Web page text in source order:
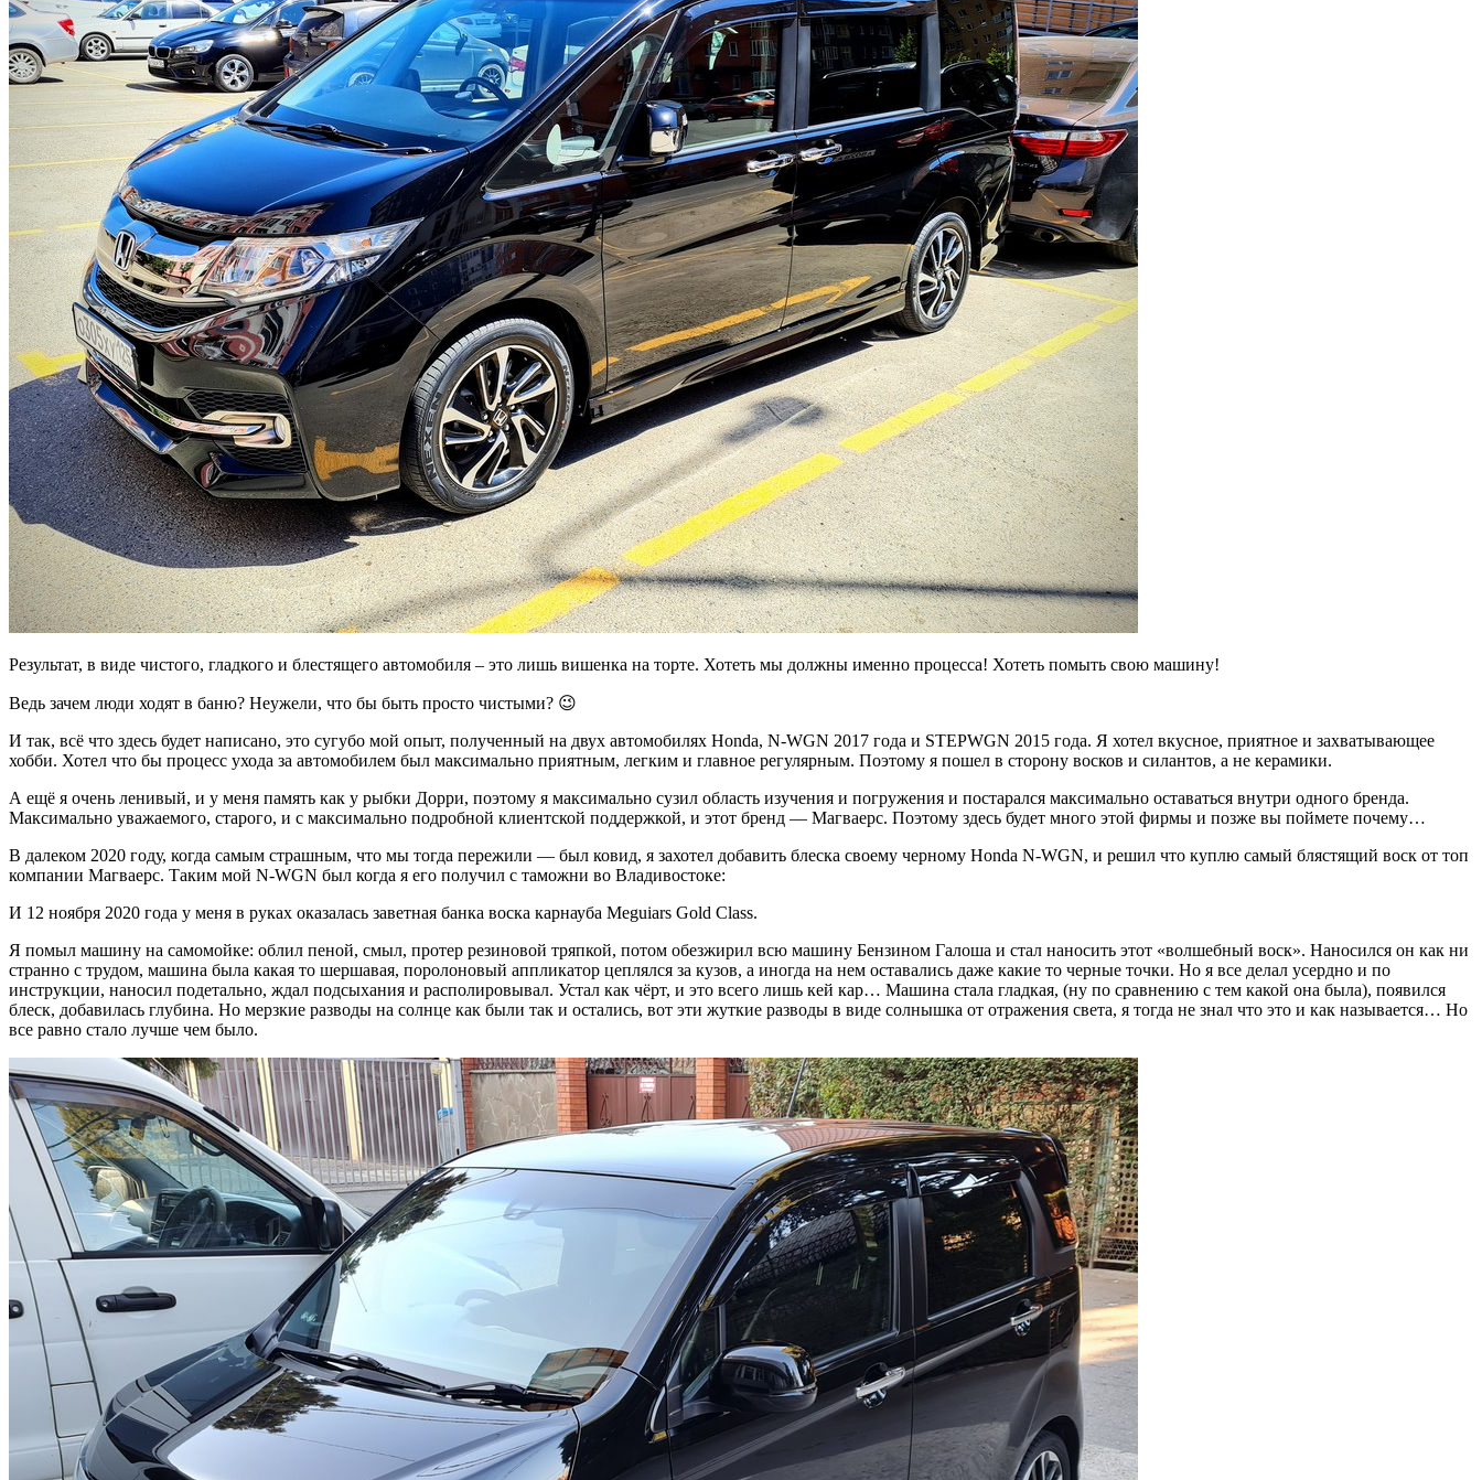
Результат, в виде чистого, гладкого и блестящего автомобиля – это лишь вишенка на торте. Хотеть мы должны именно процесса! Хотеть помыть свою машину!
Ведь зачем люди ходят в баню? Неужели, что бы быть просто чистыми? 😉
И так, всё что здесь будет написано, это сугубо мой опыт, полученный на двух автомобилях Honda, N-WGN 2017 года и STEPWGN 2015 года. Я хотел вкусное, приятное и захватывающее
хобби. Хотел что бы процесс ухода за автомобилем был максимально приятным, легким и главное регулярным. Поэтому я пошел в сторону восков и силантов, а не керамики.
А ещё я очень ленивый, и у меня память как у рыбки Дорри, поэтому я максимально сузил область изучения и погружения и постарался максимально оставаться внутри одного бренда.
Максимально уважаемого, старого, и с максимально подробной клиентской поддержкой, и этот бренд — Магваерс. Поэтому здесь будет много этой фирмы и позже вы поймете почему…
В далеком 2020 году, когда самым страшным, что мы тогда пережили — был ковид, я захотел добавить блеска своему черному Honda N-WGN, и решил что куплю самый блястящий воск от топ
компании Магваерс. Таким мой N-WGN был когда я его получил с таможни во Владивостоке:
И 12 ноября 2020 года у меня в руках оказалась заветная банка воска карнауба Meguiars Gold Class.
Я помыл машину на самомойке: облил пеной, смыл, протер резиновой тряпкой, потом обезжирил всю машину Бензином Галоша и стал наносить этот «волшебный воск». Наносился он как ни
странно с трудом, машина была какая то шершавая, поролоновый аппликатор цеплялся за кузов, а иногда на нем оставались даже какие то черные точки. Но я все делал усердно и по
инструкции, наносил подетально, ждал подсыхания и располировывал. Устал как чёрт, и это всего лишь кей кар… Машина стала гладкая, (ну по сравнению с тем какой она была), появился
блеск, добавилась глубина. Но мерзкие разводы на солнце как были так и остались, вот эти жуткие разводы в виде солнышка от отражения света, я тогда не знал что это и как называется… Но
все равно стало лучше чем было.